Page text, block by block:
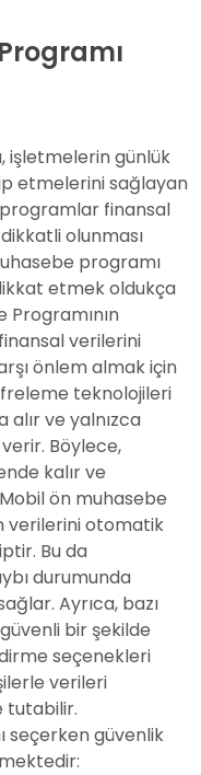
işletmelerin günlük
etmelerini sağlayan
finansal
olunması
programı
etmek oldukça
Programının
verilerini
önlem almak için
teknolojileri
ve yalnızca
Böylece,
kalır ve
ön muhasebe
verilerini otomatik
Bu da
durumunda
Ayrıca, bazı
bir şekilde
seçenekleri
verileri
tutabilir.
seçerken güvenlik